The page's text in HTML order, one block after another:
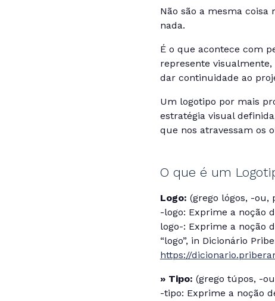
Não são a mesma
nada.
É o que acontece com
represente
dar continuidade ao
Um logotipo por mais
estratégia visual
que nos atravessam os
O que é um
Logo: (grego lógos, -ou,
-logo: Exprime a noção
logo-: Exprime a noção
“logo”, in Dicionário
https://
» Tipo: (grego túpos, -
-tipo: Exprime a noção